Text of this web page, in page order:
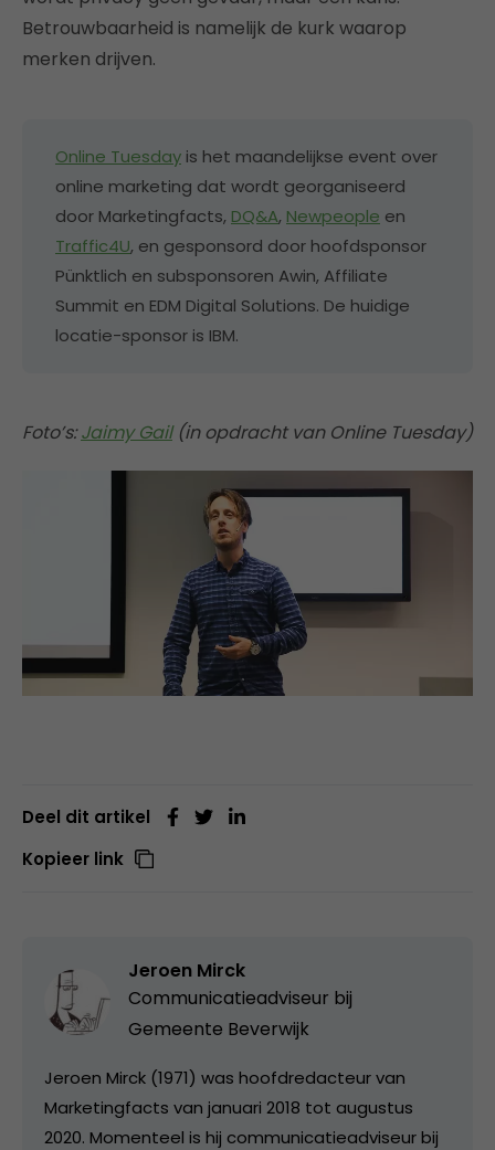
Betrouwbaarheid is namelijk de kurk waarop
merken drijven.
Online Tuesday is het maandelijkse event over
online marketing dat wordt georganiseerd
door Marketingfacts, DQ&A, Newpeople en
Traffic4U, en gesponsord door hoofdsponsor
Pünktlich en subsponsoren Awin, Affiliate
Summit en EDM Digital Solutions. De huidige
locatie-sponsor is IBM.
Foto’s:Jaimy Gail(in opdracht van Online Tuesday)
Deel dit artikel
Kopieer link
Jeroen Mirck
Communicatieadviseur bij
Gemeente Beverwijk
Jeroen Mirck (1971) was hoofdredacteur van
Marketingfacts van januari 2018 tot augustus
2020. Momenteel is hij communicatieadviseur bij